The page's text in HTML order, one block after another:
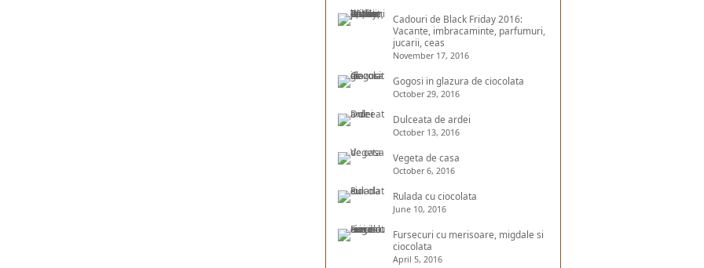
Cadouri de Black Friday 2016:
Vacante, imbracaminte, parfumuri,
jucarii, ceas
November 17, 2016
Gogosi in glazura de ciocolata
October 29, 2016
Dulceata de ardei
October 13, 2016
Vegeta de casa
October 6, 2016
Rulada cu ciocolata
June 10, 2016
Fursecuri cu merisoare, migdale si
ciocolata
April 5, 2016